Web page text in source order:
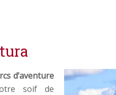
d’aventure
soif de